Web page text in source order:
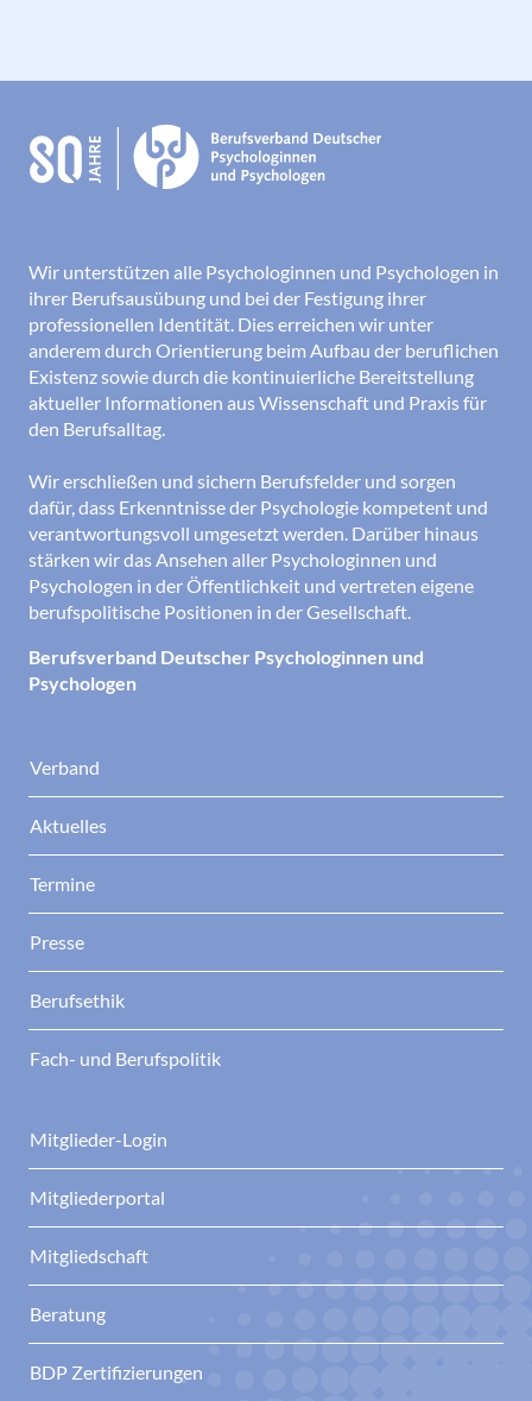
Wir unterstützen alle Psychologinnen und Psychologen in
ihrer Berufsausübung und bei der Festigung ihrer
professionellen Identität. Dies erreichen wir unter
anderem durch Orientierung beim Aufbau der beruflichen
Existenz sowie durch die kontinuierliche Bereitstellung
aktueller Informationen aus Wissenschaft und Praxis für
den Berufsalltag.
Wir erschließen und sichern Berufsfelder und sorgen
dafür, dass Erkenntnisse der Psychologie kompetent und
verantwortungsvoll umgesetzt werden. Darüber hinaus
stärken wir das Ansehen aller Psychologinnen und
Psychologen in der Öffentlichkeit und vertreten eigene
berufspolitische Positionen in der Gesellschaft.
Berufsverband Deutscher Psychologinnen und
Psychologen
Verband
Aktuelles
Termine
Presse
Berufsethik
Fach- und Berufspolitik
Mitglieder-Login
Mitgliederportal
Mitgliedschaft
Beratung
BDP Zertifizierungen